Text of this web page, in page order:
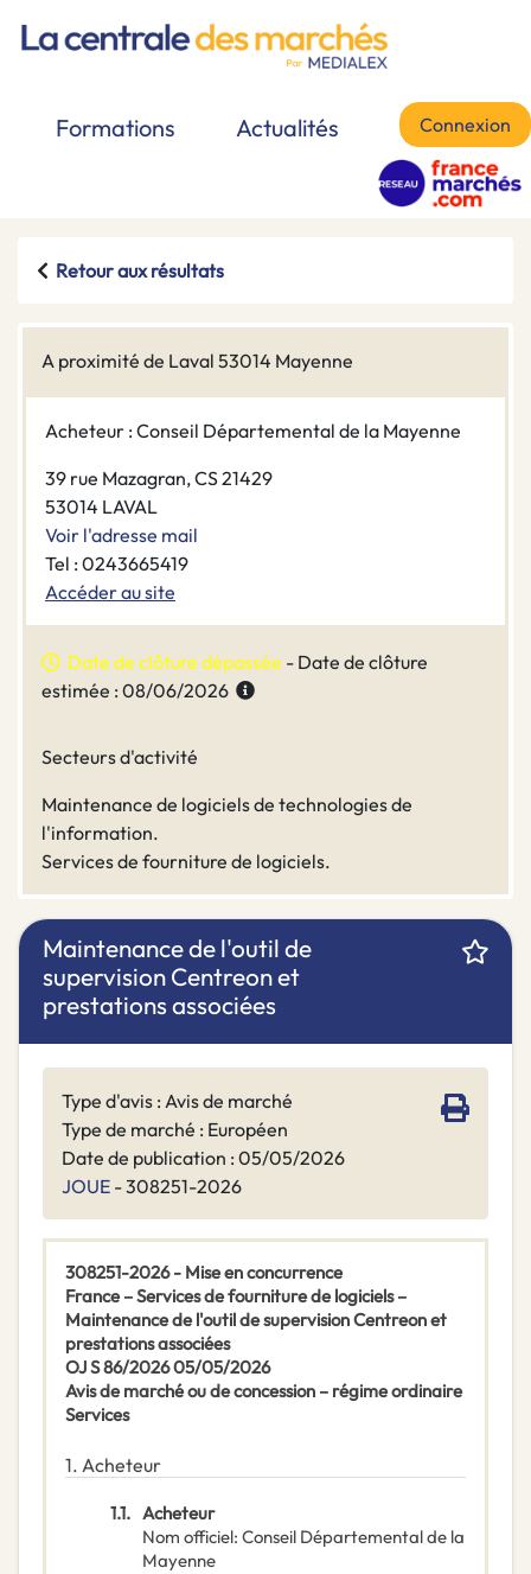
Formations Actualités Connexion
Retour aux résultats
A proximité de Laval 53014 Mayenne
Acheteur : Conseil Départemental de la Mayenne
39 rue Mazagran, CS 21429
53014 LAVAL
Voir l'adresse mail
Tel : 0243665419
Accéder au site
Date de clôture dépassée - Date de clôture
estimée : 08/06/2026
Secteurs d'activité
Maintenance de logiciels de technologies de
l'information.
Services de fourniture de logiciels.
Maintenance de l'outil de
supervision Centreon et
prestations associées
Type d'avis : Avis de marché
Type de marché : Européen
Date de publication : 05/05/2026
JOUE - 308251-2026
308251-2026 - Mise en concurrence
France – Services de fourniture de logiciels –
Maintenance de l'outil de supervision Centreon et
prestations associées
OJ S 86/2026 05/05/2026
Avis de marché ou de concession – régime ordinaire
Services
1. Acheteur
1.1. Acheteur
Nom officiel: Conseil Départemental de la
Mayenne